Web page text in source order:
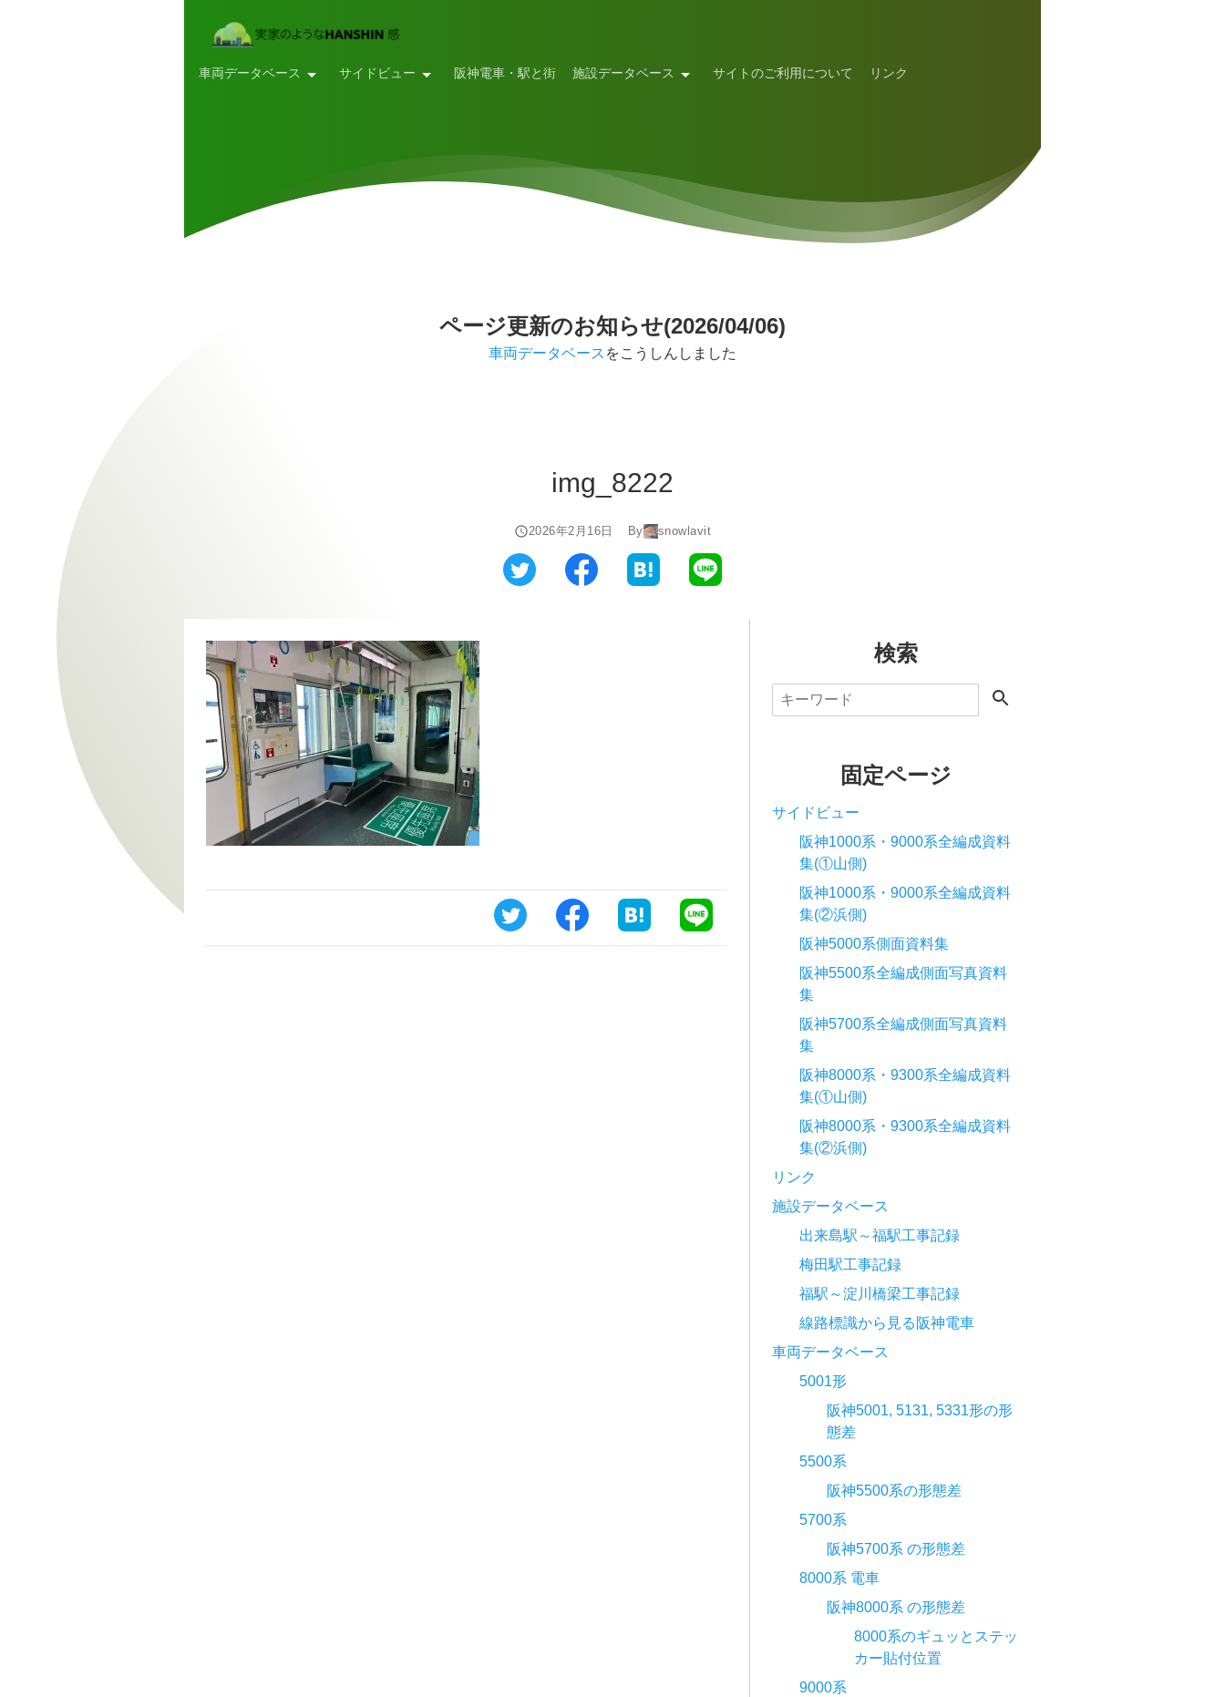
車両データベース サイドビュー 阪神電車・駅と街 施設データベース サイトのご利用について リンク
ページ更新のお知らせ(2026/04/06)
車両データベース をこうしんしました
img_8222
2026年2月16日 By snowlavit
検索
固定ページ
サイドビュー
阪神1000系・9000系全編成資料
集(①山側)
阪神1000系・9000系全編成資料
集(②浜側)
阪神5000系側面資料集
阪神5500系全編成側面写真資料
集
阪神5700系全編成側面写真資料
集
阪神8000系・9300系全編成資料
集(①山側)
阪神8000系・9300系全編成資料
集(②浜側)
リンク
施設データベース
出来島駅～福駅工事記録
梅田駅工事記録
福駅～淀川橋梁工事記録
線路標識から見る阪神電車
車両データベース
5001形
阪神5001, 5131, 5331形の形
態差
5500系
阪神5500系の形態差
5700系
阪神5700系 の形態差
8000系 電車
阪神8000系 の形態差
8000系のギュッとステッ
カー貼付位置
9000系